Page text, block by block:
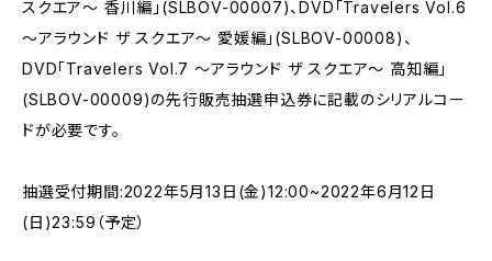
スクエア～ 香川編」(SLBOV-00007)、DVD「Travelers Vol.6
～アラウンド ザ スクエア～ 愛媛編」(SLBOV-00008)、
DVD「Travelers Vol.7 ～アラウンド ザ スクエア～ 高知編」
(SLBOV-00009)の先行販売抽選申込券に記載のシリアルコー
ドが必要です。
抽選受付期間:2022年5月13日(金)12:00~2022年6月12日
(日)23:59（予定）